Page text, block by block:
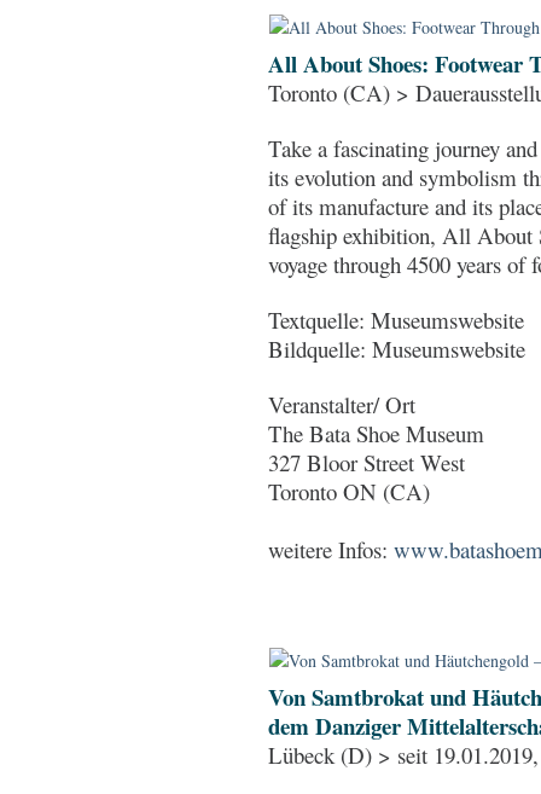
All About Shoes: Footwear
Toronto (CA) >
Take a fascinating journey
its evolution and symbolism
of its manufacture and its
flagship exhibition, All About
voyage through 4500 years of
Textquelle: Museumswebsite
Bildquelle: Museumswebsite
Veranstalter/ Ort
The Bata Shoe Museum
327 Bloor Street West
Toronto ON (CA)
weitere Infos:
Von Samtbrokat und
dem Danziger
Lübeck (D) > seit